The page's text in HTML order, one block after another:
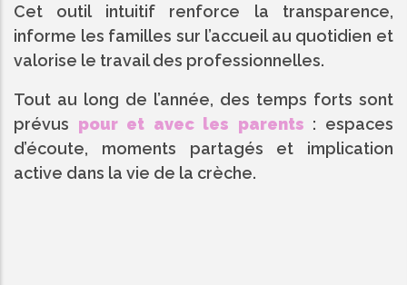
Cet outil intuitif renforce la transparence,
informe les familles sur l’accueil au quotidien et
valorise le travail des professionnelles.
Tout au long de l’année, des temps forts sont
prévus pour et avec les parents : espaces
d’écoute, moments partagés et implication
active dans la vie de la crèche.